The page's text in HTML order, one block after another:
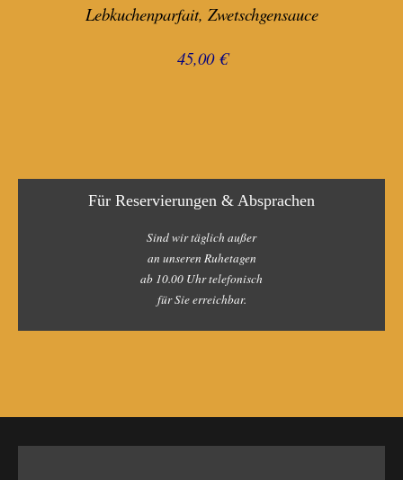
Lebkuchenparfait, Zwetschgensauce
45,00 €
Für Reservierungen & Absprachen
Sind wir täglich außer
an unseren Ruhetagen
ab 10.00 Uhr telefonisch
für Sie erreichbar.